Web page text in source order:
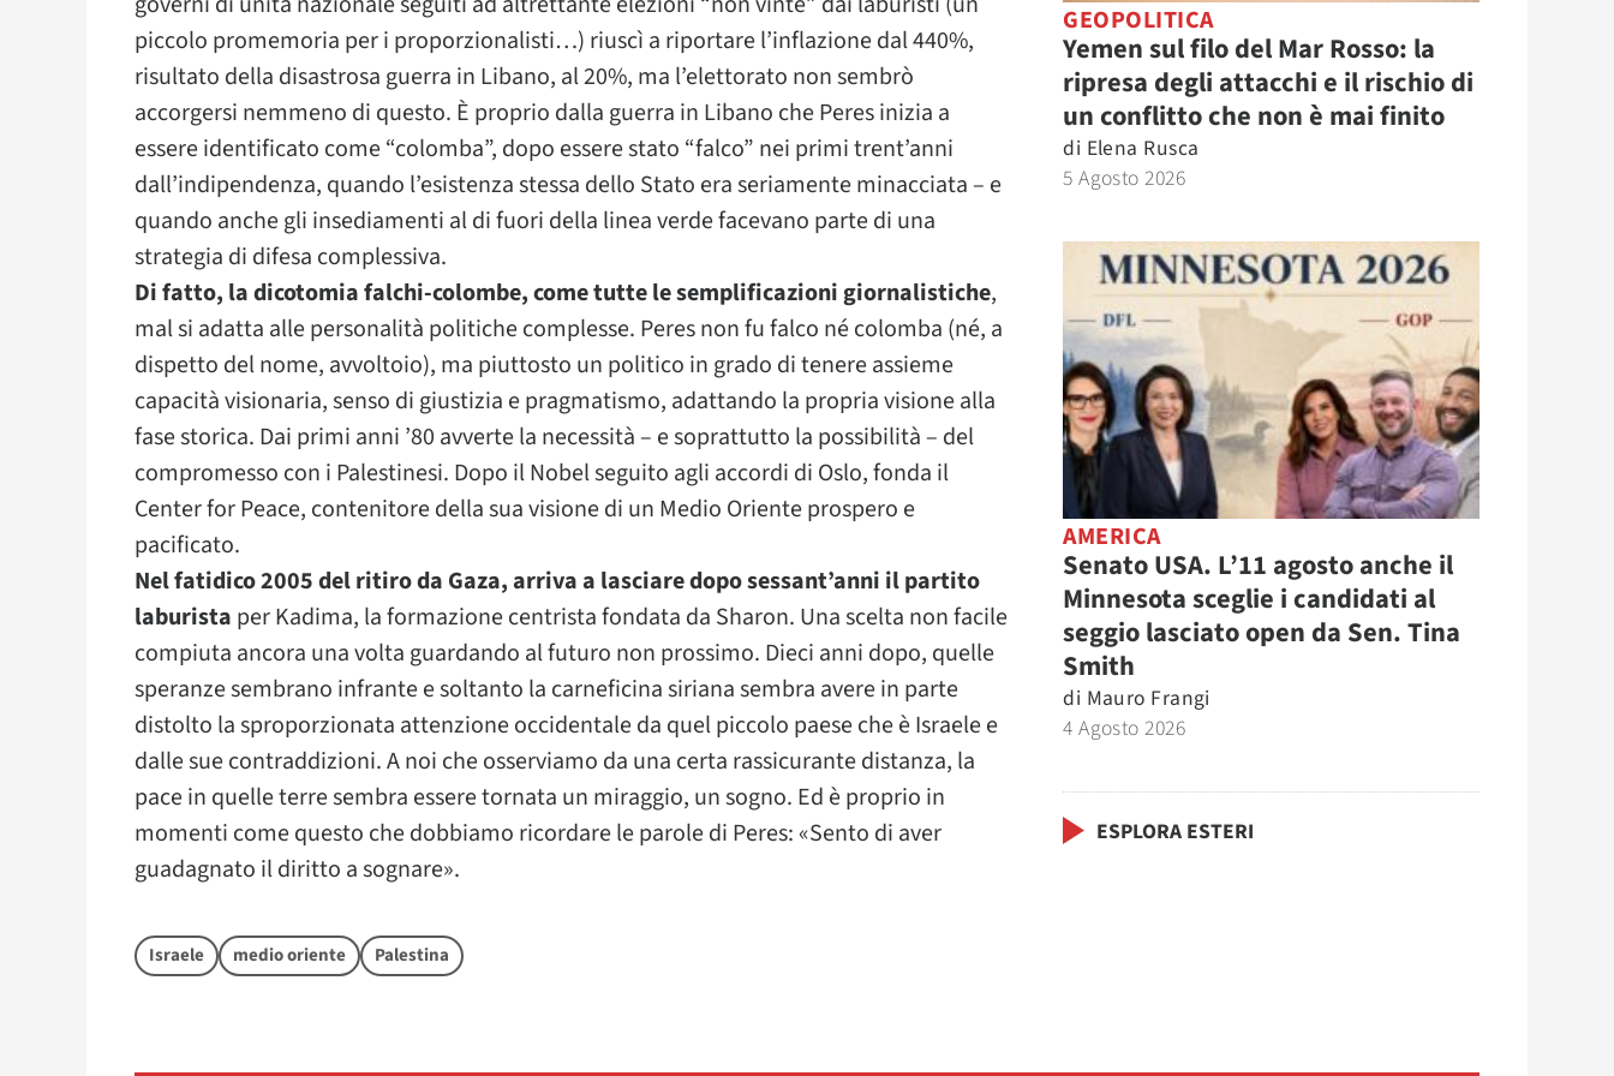
piccolo promemoria per i proporzionalisti…) riuscì a riportare l’inflazione dal 440%,
risultato della disastrosa guerra in Libano, al 20%, ma l’elettorato non sembrò
accorgersi nemmeno di questo. È proprio dalla guerra in Libano che Peres inizia a
essere identificato come “colomba”, dopo essere stato “falco” nei primi trent’anni
dall’indipendenza, quando l’esistenza stessa dello Stato era seriamente minacciata – e
quando anche gli insediamenti al di fuori della linea verde facevano parte di una
strategia di difesa complessiva.
Di fatto, la dicotomia falchi-colombe, come tutte le semplificazioni giornalistiche,
mal si adatta alle personalità politiche complesse. Peres non fu falco né colomba (né, a
dispetto del nome, avvoltoio), ma piuttosto un politico in grado di tenere assieme
capacità visionaria, senso di giustizia e pragmatismo, adattando la propria visione alla
fase storica. Dai primi anni ’80 avverte la necessità – e soprattutto la possibilità – del
compromesso con i Palestinesi. Dopo il Nobel seguito agli accordi di Oslo, fonda il
Center for Peace, contenitore della sua visione di un Medio Oriente prospero e
pacificato.
Nel fatidico 2005 del ritiro da Gaza, arriva a lasciare dopo sessant’anni il partito
laburista per Kadima, la formazione centrista fondata da Sharon. Una scelta non facile
compiuta ancora una volta guardando al futuro non prossimo. Dieci anni dopo, quelle
speranze sembrano infrante e soltanto la carneficina siriana sembra avere in parte
distolto la sproporzionata attenzione occidentale da quel piccolo paese che è Israele e
dalle sue contraddizioni. A noi che osserviamo da una certa rassicurante distanza, la
pace in quelle terre sembra essere tornata un miraggio, un sogno. Ed è proprio in
momenti come questo che dobbiamo ricordare le parole di Peres: «Sento di aver
guadagnato il diritto a sognare».
Israele medio oriente Palestina
GEOPOLITICA
Yemen sul filo del Mar Rosso: la
ripresa degli attacchi e il rischio di
un conflitto che non è mai finito
di Elena Rusca
5 Agosto 2026
AMERICA
Senato USA. L’11 agosto anche il
Minnesota sceglie i candidati al
seggio lasciato open da Sen. Tina
Smith
di Mauro Frangi
4 Agosto 2026
ESPLORA ESTERI